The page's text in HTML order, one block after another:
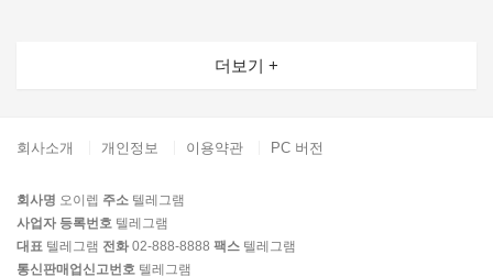
더보기 +
회사소개 개인정보 이용약관 PC 버전
회사명 오이렙 주소 텔레그램
사업자 등록번호 텔레그램
대표 텔레그램 전화 02-888-8888 팩스 텔레그램
통신판매업신고번호 텔레그램